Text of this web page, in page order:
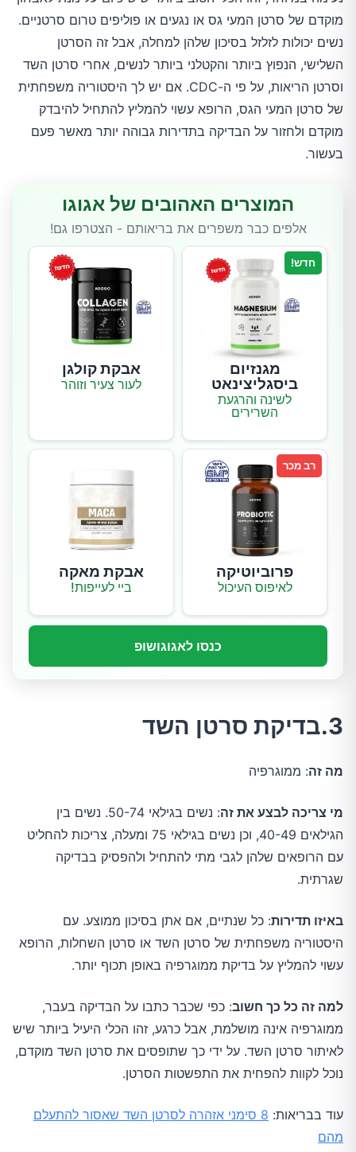
מוקדם של סרטן המעי גס או נגעים או פוליפים טרום סרטניים.
נשים יכולות לזלזל בסיכון שלהן למחלה, אבל זה הסרטן
השלישי, הנפוץ ביותר והקטלני ביותר לנשים, אחרי סרטן השד
וסרטן הריאות, על פי ה-CDC. אם יש לך היסטוריה משפחתית
של סרטן המעי הגס, הרופא עשוי להמליץ להתחיל להיבדק
מוקדם ולחזור על הבדיקה בתדירות גבוהה יותר מאשר פעם
בעשור.
המוצרים האהובים של אגוגו
אלפים כבר משפרים את בריאותם - הצטרפו גם!
חדש!
מגנזיום
ביסגליצינאט
לשינה והרגעת
השרירים
אבקת קולגן
לעור צעיר וזוהר
רב מכר
פרוביוטיקה
לאיפוס העיכול
אבקת מאקה
ביי לעייפות!
כנסו לאגוגושופ
3.בדיקת סרטן השד
מה זה: ממוגרפיה
מי צריכה לבצע את זה
: נשים בגילאי 50-74. נשים בין
הגילאים 40-49, וכן נשים בגילאי 75 ומעלה, צריכות להחליט
עם הרופאים שלהן לגבי מתי להתחיל ולהפסיק בבדיקה
שגרתית.
באיזו תדירות: כל שנתיים, אם אתן בסיכון ממוצע. עם
היסטוריה משפחתית של סרטן השד או סרטן השחלות, הרופא
עשוי להמליץ על בדיקת ממוגרפיה באופן תכוף יותר.
למה זה כל כך חשוב: כפי שכבר כתבו על הבדיקה בעבר,
ממוגרפיה אינה מושלמת, אבל כרגע, זהו הכלי היעיל ביותר שיש
לאיתור סרטן השד. על ידי כך שתופסים את סרטן השד מוקדם,
נוכל לקוות להפחית את התפשטות הסרטן.
עוד בבריאות:
8 סימני אזהרה לסרטן השד שאסור להתעלם
מהם